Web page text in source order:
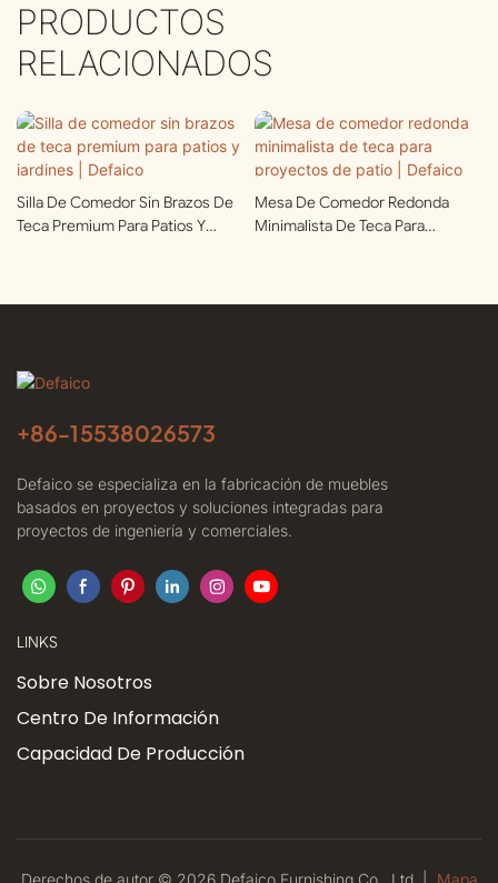
PRODUCTOS
RELACIONADOS
Silla De Comedor Sin Brazos De
Teca Premium Para Patios Y
Mesa De Comedor Redonda
Minimalista De Teca Para
+86-15538026573
Defaico se especializa en la fabricación de muebles
basados ​​en proyectos y soluciones integradas para
proyectos de ingeniería y comerciales.
LINKS
Sobre Nosotros
Centro De Información
Capacidad De Producción
Derechos de autor © 2026 Defaico Furnishing Co., Ltd. | Mapa